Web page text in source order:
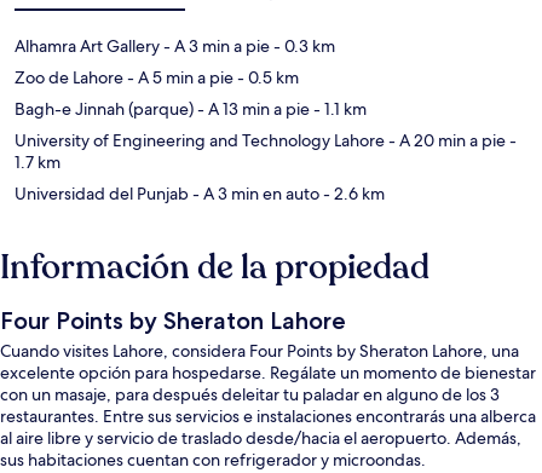
Alhamra Art Gallery- A 3 min a pie- 0.3 km
Zoo de Lahore- A 5 min a pie- 0.5 km
Bagh-e Jinnah (parque)- A 13 min a pie- 1.1 km
University of Engineering and Technology Lahore- A 20 min a pie-
1.7 km
Universidad del Punjab- A 3 min en auto- 2.6 km
Información de la propiedad
Four Points by Sheraton Lahore
Cuando visites Lahore, considera Four Points by Sheraton Lahore, una
excelente opción para hospedarse. Regálate un momento de bienestar
con un masaje, para después deleitar tu paladar en alguno de los 3
restaurantes. Entre sus servicios e instalaciones encontrarás una alberca
al aire libre y servicio de traslado desde/hacia el aeropuerto. Además,
sus habitaciones cuentan con refrigerador y microondas.